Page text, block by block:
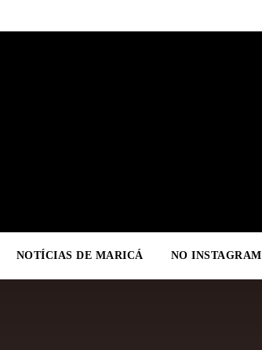
NOTÍCIAS DE MARICÁ NO INSTAGRAM